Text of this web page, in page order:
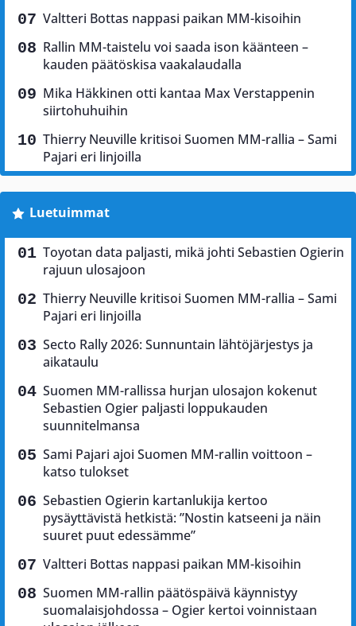
Valtteri Bottas nappasi paikan MM-kisoihin
Rallin MM-taistelu voi saada ison käänteen –
kauden päätöskisa vaakalaudalla
Mika Häkkinen otti kantaa Max Verstappenin
siirtohuhuihin
Thierry Neuville kritisoi Suomen MM-rallia – Sami
Pajari eri linjoilla
Luetuimmat
Toyotan data paljasti, mikä johti Sebastien Ogierin
rajuun ulosajoon
Thierry Neuville kritisoi Suomen MM-rallia – Sami
Pajari eri linjoilla
Secto Rally 2026: Sunnuntain lähtöjärjestys ja
aikataulu
Suomen MM-rallissa hurjan ulosajon kokenut
Sebastien Ogier paljasti loppukauden
suunnitelmansa
Sami Pajari ajoi Suomen MM-rallin voittoon –
katso tulokset
Sebastien Ogierin kartanlukija kertoo
pysäyttävistä hetkistä: ”Nostin katseeni ja näin
suuret puut edessämme”
Valtteri Bottas nappasi paikan MM-kisoihin
Suomen MM-rallin päätöspäivä käynnistyy
suomalaisjohdossa – Ogier kertoi voinnistaan